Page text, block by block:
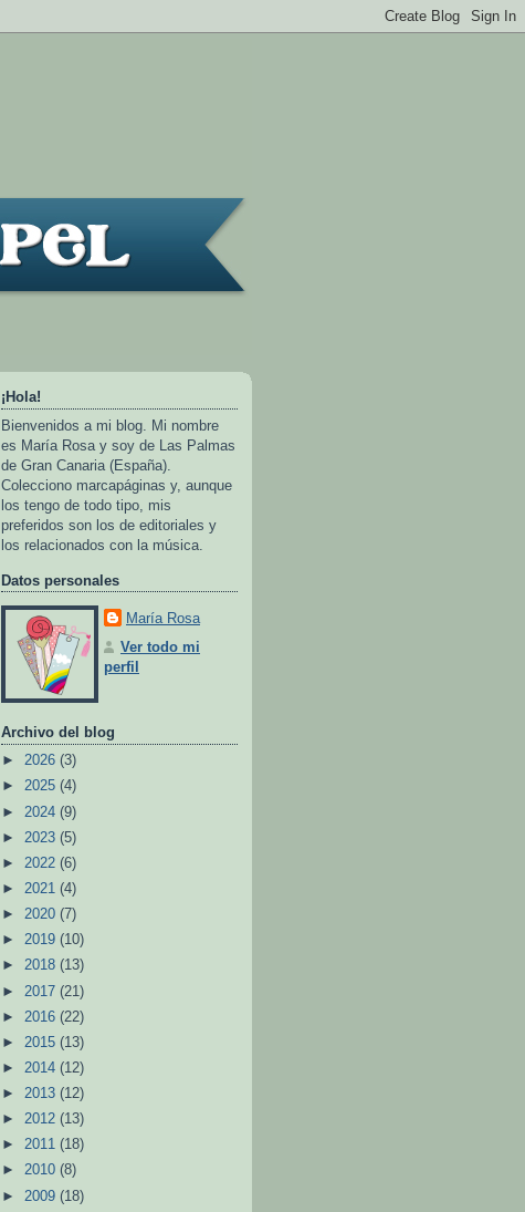
¡Hola!
Bienvenidos a mi blog. Mi nombre
es María Rosa y soy de Las Palmas
de Gran Canaria (España).
Colecciono marcapáginas y, aunque
los tengo de todo tipo, mis
preferidos son los de editoriales y
los relacionados con la música.
Datos personales
María Rosa
Ver todo mi
perfil
Archivo del blog
► 2026 (3)
► 2025 (4)
► 2024 (9)
► 2023 (5)
► 2022 (6)
► 2021 (4)
► 2020 (7)
► 2019 (10)
► 2018 (13)
► 2017 (21)
► 2016 (22)
► 2015 (13)
► 2014 (12)
► 2013 (12)
► 2012 (13)
► 2011 (18)
► 2010 (8)
► 2009 (18)